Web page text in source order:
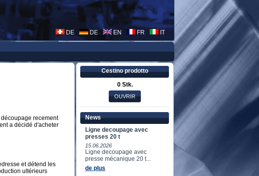
DE DE EN FR IT
recement
a décidé d'acheter
et détend les
ultérieurs
Cestino prodotto
0 Stk.
News
Ligne decoupage avec
presses 20 t
15.06.2026
Ligne decoupage avec
presse mécanique 20 t...
de plus